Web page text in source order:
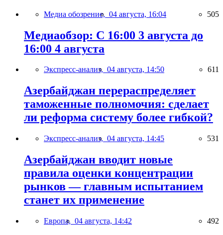
Медиа обозрение, 04 августа, 16:04 505
Медиаобзор: С 16:00 3 августа до
16:00 4 августа
Экспресс-анализ, 04 августа, 14:50 611
Азербайджан перераспределяет
таможенные полномочия: сделает
ли реформа систему более гибкой?
Экспресс-анализ, 04 августа, 14:45 531
Азербайджан вводит новые
правила оценки концентрации
рынков — главным испытанием
станет их применение
Европа, 04 августа, 14:42 492